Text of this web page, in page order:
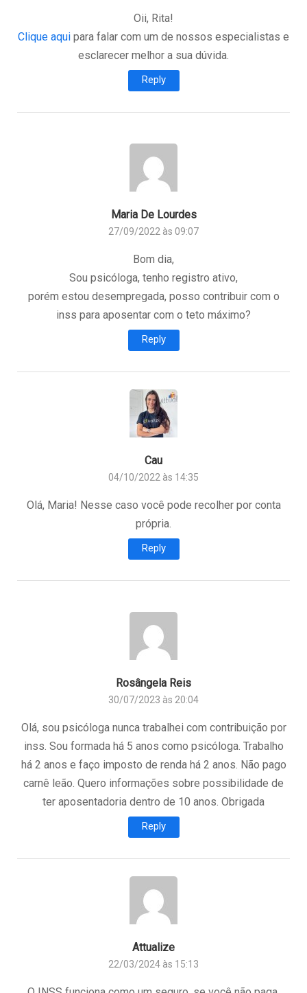
Oii, Rita!
Clique aqui para falar com um de nossos especialistas e
esclarecer melhor a sua dúvida.
Reply
Maria De Lourdes
27/09/2022 às 09:07
Bom dia,
Sou psicóloga, tenho registro ativo,
porém estou desempregada, posso contribuir com o
inss para aposentar com o teto máximo?
Reply
Cau
04/10/2022 às 14:35
Olá, Maria! Nesse caso você pode recolher por conta
própria.
Reply
Rosângela Reis
30/07/2023 às 20:04
Olá, sou psicóloga nunca trabalhei com contribuição por
inss. Sou formada há 5 anos como psicóloga. Trabalho
há 2 anos e faço imposto de renda há 2 anos. Não pago
carnê leão. Quero informações sobre possibilidade de
ter aposentadoria dentro de 10 anos. Obrigada
Reply
Attualize
22/03/2024 às 15:13